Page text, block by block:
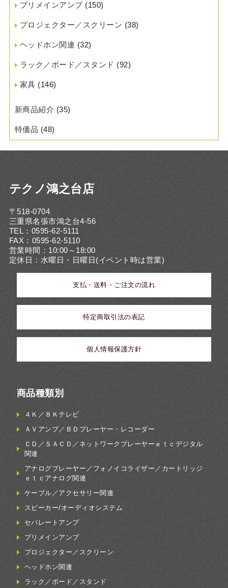
プリメインアンプ(150)
プロジェクター／スクリーン (38)
ヘッドホン関連 (32)
ラック／ボード／スタンド (92)
家具 (146)
新商品紹介 (35)
特価品 (48)
テクノ鴻之台店
〒518-0704
三重県名張市鴻之台4-56
TEL：0595-62-5111
FAX：0595-62-5110
営業時間：10:00～18:00
定休日：水曜日・日曜日(イベント時は営業)
支払・送料・ご注文の流れ
特定商取引法の表記
個人情報保護方針
商品種類別
４Ｋ／８Ｋテレビ
ＡＶアンプ／ＢＤプレーヤー・レコーダー
ＣＤ／ＳＡＣＤ／ネットワークプレーヤーｅｔｃデジタル
関連
アナログプレーヤー／フォノイコライザー／カートリッジ
ｅｔｃアナログ関連
ケーブル／アクセサリー関連
スピーカー/オーディオシステム
セパレートアンプ
プリメインアンプ
プロジェクター／スクリーン
ヘッドホン関連
ラック／ボード／スタンド